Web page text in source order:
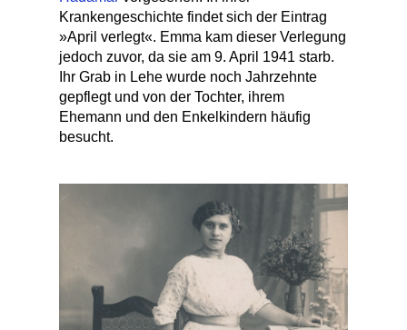
Krankengeschichte findet sich der Eintrag
»April verlegt«. Emma kam dieser Verlegung
jedoch zuvor, da sie am 9. April 1941 starb.
Ihr Grab in Lehe wurde noch Jahrzehnte
gepflegt und von der Tochter, ihrem
Ehemann und den Enkelkindern häufig
besucht.